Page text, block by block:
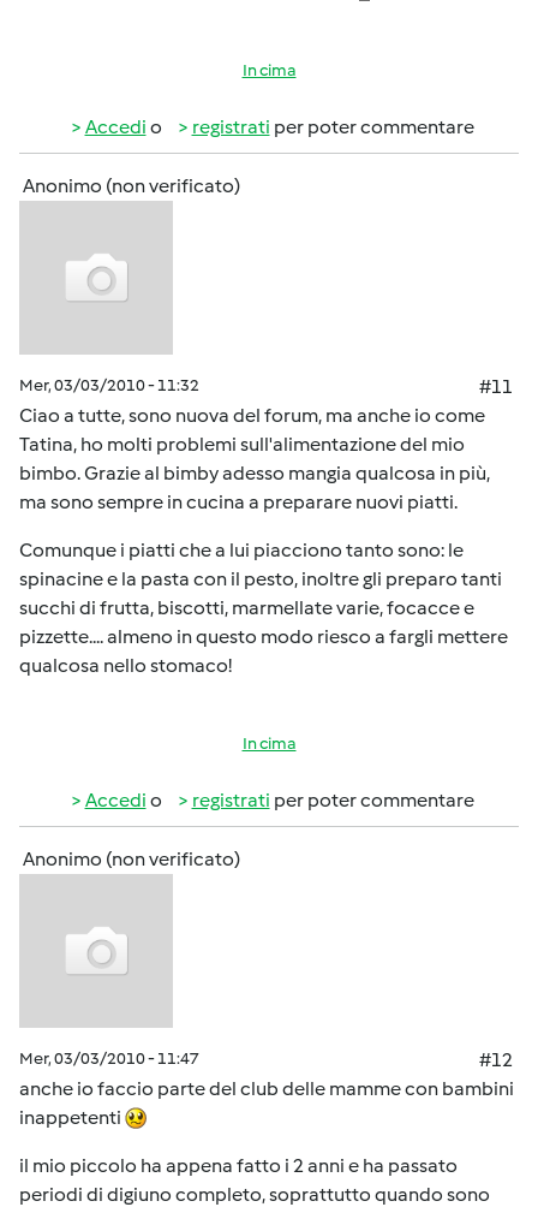
In cima
Accedi o registrati per poter commentare
Anonimo (non verificato)
Mer, 03/03/2010 - 11:32
#11
Ciao a tutte, sono nuova del forum, ma anche io come
Tatina, ho molti problemi sull'alimentazione del mio
bimbo. Grazie al bimby adesso mangia qualcosa in più,
ma sono sempre in cucina a preparare nuovi piatti.
Comunque i piatti che a lui piacciono tanto sono: le
spinacine e la pasta con il pesto, inoltre gli preparo tanti
succhi di frutta, biscotti, marmellate varie, focacce e
pizzette.... almeno in questo modo riesco a fargli mettere
qualcosa nello stomaco!
In cima
Accedi o registrati per poter commentare
Anonimo (non verificato)
Mer, 03/03/2010 - 11:47
#12
anche io faccio parte del club delle mamme con bambini
inappetenti
il mio piccolo ha appena fatto i 2 anni e ha passato
periodi di digiuno completo, soprattutto quando sono